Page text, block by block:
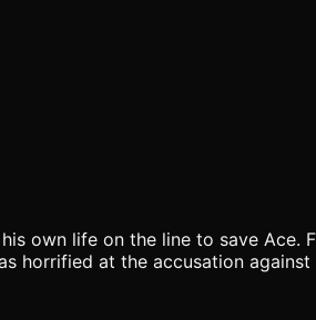
own life on the line to save Ace.
horrified at the accusation